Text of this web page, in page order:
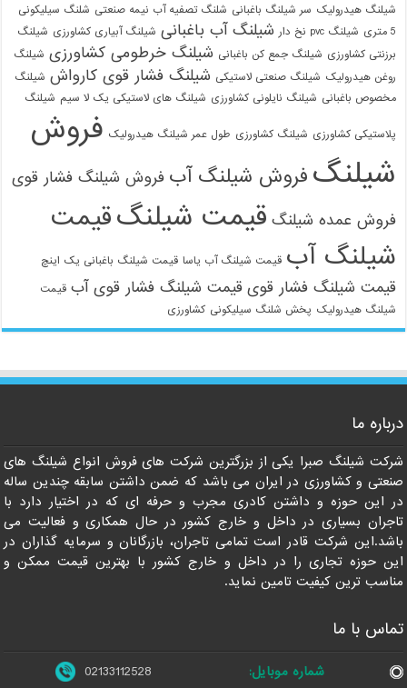
شیلنگ هیدرولیک سر شیلنگ باغبانی شلنگ تصفیه آب نیمه صنعتی شلنگ سیلیکونی
5 متری
شیلنگ pvc نخ دار شیلنگ آب باغبانی شیلنگ آبیاری کشاورزی شیلنگ
برزنتی کشاورزی شیلنگ جمع کن باغبانی شیلنگ خرطومی کشاورزی شیلنگ
روغن هیدرولیک شیلنگ صنعتی لاستیکی شیلنگ فشار قوی کارواش شیلنگ
مخصوص باغبانی شیلنگ نایلونی کشاورزی شیلنگ های لاستیکی یک لا سیم شیلنگ
پلاستیکی کشاورزی شیلنگ کشاورزی طول عمر شیلنگ هیدرولیک فروش
شیلنگ فروش شیلنگ آب فروش شیلنگ فشار قوی
فروش عمده شیلنگ قیمت شیلنگقیمت
شیلنگ آب قیمت شیلنگ آب یاسا قیمت شیلنگ باغبانی یک اینچ
قیمت شیلنگ فشار قوی قیمت شیلنگ فشار قوی آب قیمت
شیلنگ هیدرولیک پخش شلنگ سیلیکونی کشاورزی
درباره ما
شرکت شیلنگ صبرا یکی از بزرگترین شرکت های فروش انواع شیلنگ های
صنعتی و کشاورزی در ایران می باشد که ضمن داشتن سابقه چندین ساله
در این حوزه و داشتن کادری مجرب و حرفه ای که در اختیار دارد با
تاجران بسیاری در داخل و خارج کشور در حال همکاری و فعالیت می
باشد.این شرکت قادر است تمامی تاجران، بازرگانان و سرمایه گذاران در
این حوزه تجاری را در داخل و خارج کشور با بهترین قیمت ممکن و
مناسب ترین کیفیت تامین نماید.
تماس با ما
شماره موبایل:
02133112528